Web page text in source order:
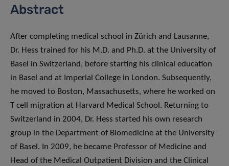
Abstract
After completing medical school in Zürich and Lausanne,
Dr. Hess trained for his M.D. and Ph.D. at the University of
Basel in Switzerland, before starting his clinical education
in Basel and at Imperial College in London. Subsequently,
he moved to Boston, Massachusetts, where he worked on
T cell migration at Harvard Medical School. Returning to
Switzerland in 2004, Dr. Hess started his own research
group in the Department of Biomedicine at the University
of Basel. In 2009, he became Professor of Medicine and
Head of the Medical Outpatient Division and the Clinical